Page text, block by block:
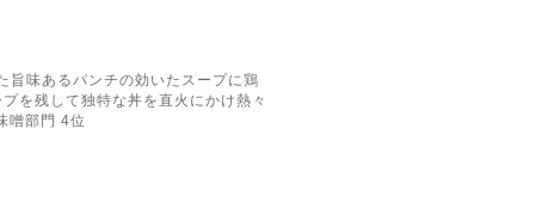
味あるパンチの効いたスープに鶏
を残して独特な丼を直火にかけ熱々
噌部門 4位